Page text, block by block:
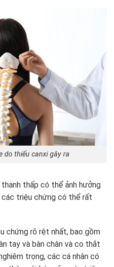
do thiếu canxi gây ra
thấp có thể ảnh hưởng
các triệu chứng có thể rất
chứng rõ rệt nhất, bao gồm
tay và bàn chân và co thắt
trọng, các cá nhân có